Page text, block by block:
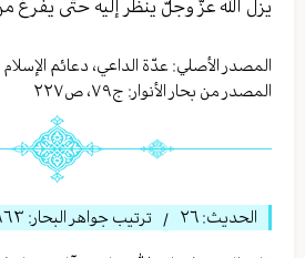
يزل الله عزّ وجلّ ينظر إليه حتّى يفرغ
المصدر الأصلي: عدّة الداعي، دعائم الإسلام
المصدر من بحار الأنوار: ج٧٩، ص٢٢٧
الحديث: ٢٦ / ترتيب جواهر البحار: